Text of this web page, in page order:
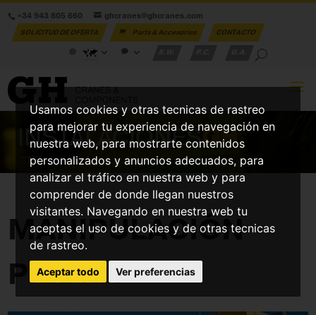
Usamos cookies y otras tecnicas de rastreo
para mejorar tu experiencia de navegación en
nuestra web, para mostrarte contenidos
personalizados y anuncios adecuados, para
analizar el tráfico en nuestra web y para
comprender de donde llegan nuestros
visitantes. Navegando en nuestra web tu
aceptas el uso de cookies y de otras tecnicas
de rastreo.
Aceptar todo Ver preferencias
+34 943 805 660 ghcranes@ghcranes.com
SOLICITUD DE OFERTA Parts & Accesories
CONTACTO
INSTALACIONESGH
MANIPULACIÓN
PIEDRA